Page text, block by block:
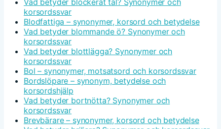
korsordssvar
Blodfattiga – synonymer, korsord och betydelse
Vad betyder blommande ö? Synonymer och
korsordssvar
Vad betyder blottlägga? Synonymer och
korsordssvar
Bol – synonymer, motsatsord och korsordssvar
Bordslöpare – synonym, betydelse och
korsordshjälp
Vad betyder bortnötta? Synonymer och
korsordssvar
Brevbärare – synonymer, korsord och betydelse